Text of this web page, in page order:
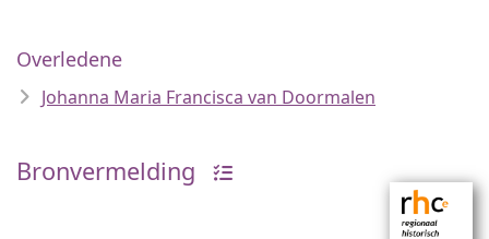
Overledene
Johanna Maria Francisca van Doormalen
Bronvermelding